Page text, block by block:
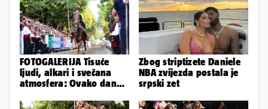
FOTOGALERIJA Tisuće
ljudi, alkari i svečana
atmosfera: Ovako danas
Zbog striptizete Daniele
NBA zvijezda postala je
srpski zet